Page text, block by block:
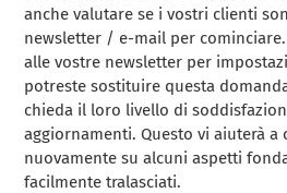
anche valutare se i vostri clienti
newsletter / e-mail per
alle vostre newsletter per
potreste sostituire questa
chieda il loro livello di
aggiornamenti. Questo vi aiuterà a
nuovamente su alcuni aspetti
facilmente tralasciati.